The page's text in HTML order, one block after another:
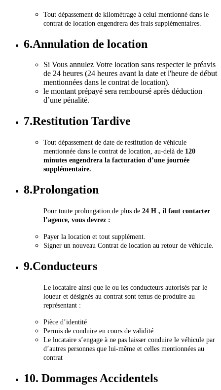
Tout dépassement de kilométrage à celui mentionné dans le
contrat de location engendrera des frais supplémentaires.
6.Annulation de location
Si Vous annulez Votre location sans respecter le préavis
de 24 heures (24 heures avant la date et l'heure de début
mentionnées dans le contrat de location).
le montant prépayé sera remboursé après déduction
d’une pénalité.
7.Restitution Tardive
Tout dépassement de date de restitution de véhicule
mentionnée dans le contrat de location, au-delà de 120
minutes engendrera la facturation d’une journée
supplémentaire.
8.Prolongation
Pour toute prolongation de plus de 24 H , il faut contacter
l’agence, vous devrez :
Payer la location et tout supplément.
Signer un nouveau Contrat de location au retour de véhicule.
9.Conducteurs
Le locataire ainsi que le ou les conducteurs autorisés par le
loueur et désignés au contrat sont tenus de produire au
représentant :
Pièce d’identité
Permis de conduire en cours de validité
Le locataire s’engage à ne pas laisser conduire le véhicule par
d’autres personnes que lui-même et celles mentionnées au
contrat
10. Dommages Accidentels